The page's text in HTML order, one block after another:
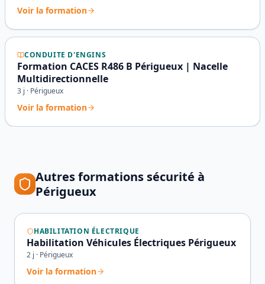
Voir la formation
CONDUITE D'ENGINS
Formation CACES R486 B Périgueux | Nacelle
Multidirectionnelle
3 j · Périgueux
Voir la formation
Autres formations sécurité à
Périgueux
HABILITATION ÉLECTRIQUE
Habilitation Véhicules Électriques Périgueux
2 j · Périgueux
Voir la formation